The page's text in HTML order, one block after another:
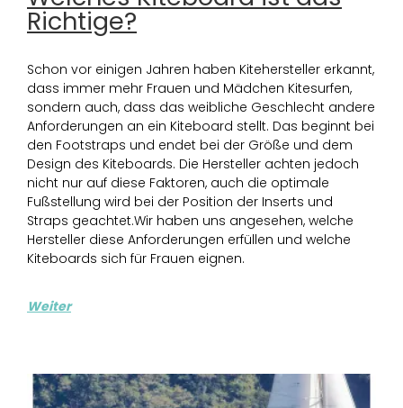
Richtige?
Schon vor einigen Jahren haben Kitehersteller erkannt,
dass immer mehr Frauen und Mädchen Kitesurfen,
sondern auch, dass das weibliche Geschlecht andere
Anforderungen an ein Kiteboard stellt. Das beginnt bei
den Footstraps und endet bei der Größe und dem
Design des Kiteboards. Die Hersteller achten jedoch
nicht nur auf diese Faktoren, auch die optimale
Fußstellung wird bei der Position der Inserts und
Straps geachtet.Wir haben uns angesehen, welche
Hersteller diese Anforderungen erfüllen und welche
Kiteboards sich für Frauen eignen.
Weiter